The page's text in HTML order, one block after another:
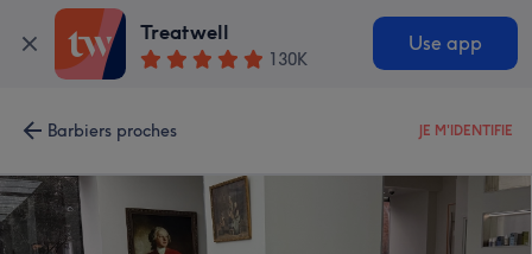
Treatwell
130K
Use app
Barbiers proches JE M'IDENTIFIE